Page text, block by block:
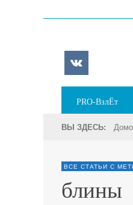
PRO-ВзлЁт
ВЫ ЗДЕСЬ:
ВСЕ СТАТЬИ С
блины